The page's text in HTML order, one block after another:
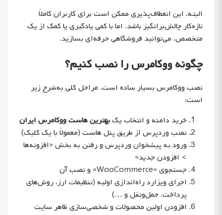
البته، این انعطاف‌پذیری ممکن است برای کاربران کاملاً
تازه‌کار چالش‌برانگیز باشد. اما با کمی یادگیری یا کمک از یک
متخصص، می‌توانید فروشگاهی حرفه‌ای بسازید.
چگونه ووکامرس را نصب کنیم؟
نصب ووکامرس بسیار ساده است. مراحل کلی به‌شرح زیر
است:
خرید دامنه و انتخاب یکبهترین هاست ووکامرس ایران
نصب وردپرس از طریق پنل هاست (معمولاً با یک کلیک)
ورود به پیشخوان وردپرس و رفتن به بخش «افزونه‌ها
> افزودن جدید»
جستجوی «WooCommerce» و نصب آن
اجرای ویزارد راه‌اندازی اولیه (تنظیمات ارز، روش‌های
پرداخت، حمل‌ونقل و …)
افزودن اولین محصولات و شخصی‌سازی ظاهر سایت